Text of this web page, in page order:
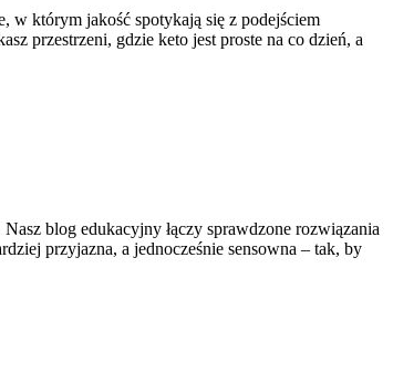
w którym jakość spotykają się z podejściem
przestrzeni, gdzie keto jest proste na co dzień, a
blog edukacyjny łączy sprawdzone rozwiązania
przyjazna, a jednocześnie sensowna – tak, by